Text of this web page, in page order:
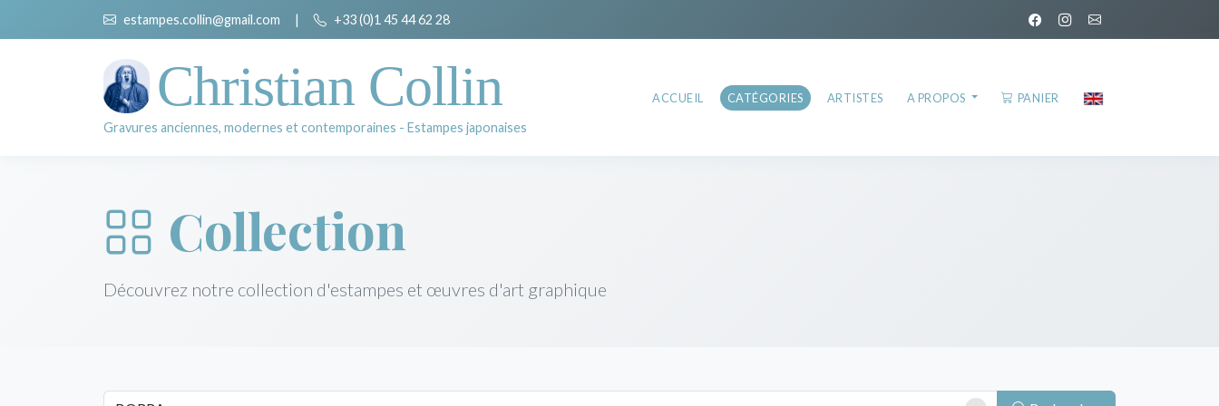
estampes.collin@gmail.com | +33 (0)1 45 44 62 28
Christian Collin
Gravures anciennes, modernes et contemporaines - Estampes japonaises
ACCUEIL CATÉGORIES ARTISTES A PROPOS PANIER
Collection
Découvrez notre collection d'estampes et œuvres d'art graphique